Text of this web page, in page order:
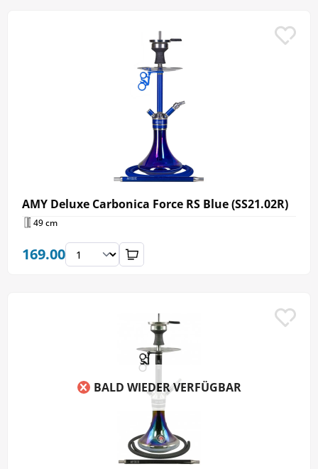
AMY Deluxe Carbonica Force RS Blue (SS21.02R)
49 cm
169.00
BALD WIEDER VERFÜGBAR